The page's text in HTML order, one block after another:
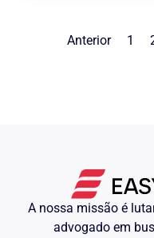
Anterior 1
A nossa missão é
advogado em